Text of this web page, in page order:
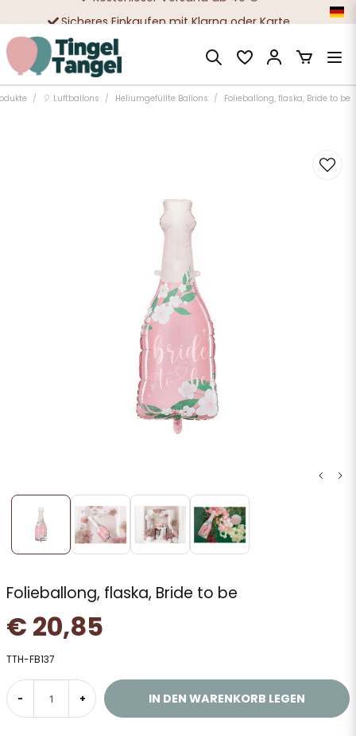
Sicheres Einkaufen mit Klarna oder Karte
Zehntausende zufriedene Kunden
🎈 Luftballons Heliumgefüllte Ballons Folieballong, flaska, Bride to be
Folieballong, flaska, Bride to be
€ 20,85
TTH-FB137
- + IN DEN WARENKORB LEGEN